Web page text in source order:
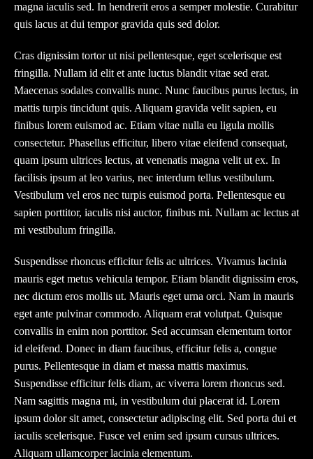
magna iaculis sed. In hendrerit eros a semper molestie. Curabitur
quis lacus at dui tempor gravida quis sed dolor.
Cras dignissim tortor ut nisi pellentesque, eget scelerisque est
fringilla. Nullam id elit et ante luctus blandit vitae sed erat.
Maecenas sodales convallis nunc. Nunc faucibus purus lectus, in
mattis turpis tincidunt quis. Aliquam gravida velit sapien, eu
finibus lorem euismod ac. Etiam vitae nulla eu ligula mollis
consectetur. Phasellus efficitur, libero vitae eleifend consequat,
quam ipsum ultrices lectus, at venenatis magna velit ut ex. In
facilisis ipsum at leo varius, nec interdum tellus vestibulum.
Vestibulum vel eros nec turpis euismod porta. Pellentesque eu
sapien porttitor, iaculis nisi auctor, finibus mi. Nullam ac lectus at
mi vestibulum fringilla.
Suspendisse rhoncus efficitur felis ac ultrices. Vivamus lacinia
mauris eget metus vehicula tempor. Etiam blandit dignissim eros,
nec dictum eros mollis ut. Mauris eget urna orci. Nam in mauris
eget ante pulvinar commodo. Aliquam erat volutpat. Quisque
convallis in enim non porttitor. Sed accumsan elementum tortor
id eleifend. Donec in diam faucibus, efficitur felis a, congue
purus. Pellentesque in diam et massa mattis maximus.
Suspendisse efficitur felis diam, ac viverra lorem rhoncus sed.
Nam sagittis magna mi, in vestibulum dui placerat id. Lorem
ipsum dolor sit amet, consectetur adipiscing elit. Sed porta dui et
iaculis scelerisque. Fusce vel enim sed ipsum cursus ultrices.
Aliquam ullamcorper lacinia elementum.